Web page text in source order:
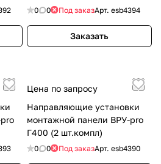
шт.компл) ESB
0 0 Под заказАрт. esb4394
Заказать
Цена по запросу
Направляющие установки
монтажной панели ВРУ-pro
Г400 (2 шт.компл)
0 0 Под заказАрт. esb4390